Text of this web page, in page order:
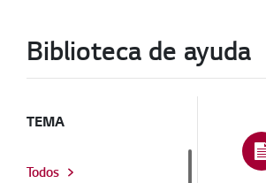
Biblioteca de ayuda
TEMA
Todos